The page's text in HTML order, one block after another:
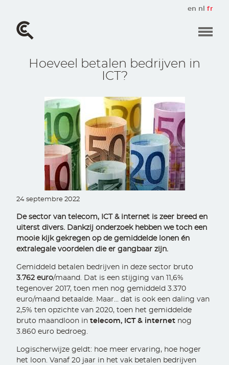
contenu
principal
en nl fr
Hoeveel betalen bedrijven in
ICT?
24 septembre 2022
De sector van telecom, ICT & internet is zeer breed en
uiterst divers. Dankzij onderzoek hebben we toch een
mooie kijk gekregen op de gemiddelde lonen én
extralegale voordelen die er gangbaar zijn.
Gemiddeld betalen bedrijven in deze sector bruto
3.762 euro/maand. Dat is een stijging van 11,6%
tegenover 2017, toen men nog gemiddeld 3.370
euro/maand betaalde. Maar... dat is ook een daling van
2,5% ten opzichte van 2020, toen het gemiddelde
bruto maandloon intelecom, ICT & internet nog
3.860 euro bedroeg.
Logischerwijze geldt: hoe meer ervaring, hoe hoger
het loon. Vanaf 20 jaar in het vak betalen bedrijven